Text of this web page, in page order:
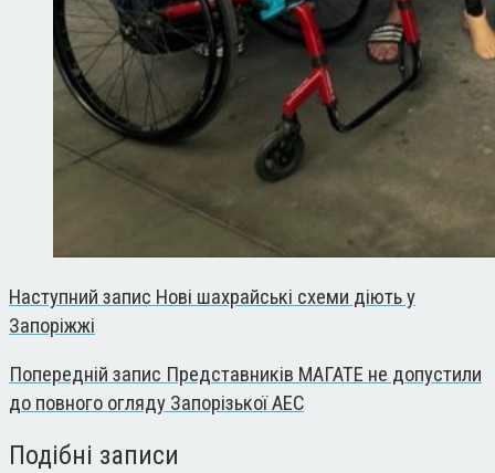
Наступний запис Нові шахрайські схеми діють у
Запоріжжі
Попередній запис Представників МАГАТЕ не допустили
до повного огляду Запорізької АЕС
Подібні записи